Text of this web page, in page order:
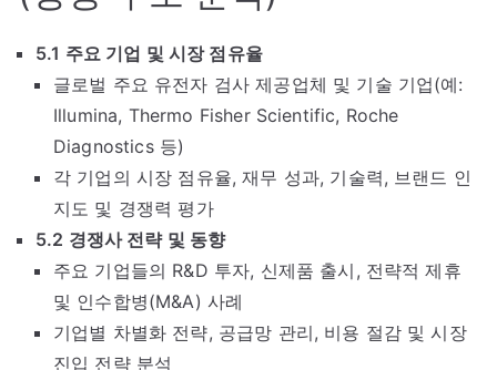
5.1 주요 기업 및 시장 점유율
글로벌 주요 유전자 검사 제공업체 및 기술 기업(예:
Illumina, Thermo Fisher Scientific, Roche
Diagnostics 등)
각 기업의 시장 점유율, 재무 성과, 기술력, 브랜드 인
지도 및 경쟁력 평가
5.2 경쟁사 전략 및 동향
주요 기업들의 R&D 투자, 신제품 출시, 전략적 제휴
및 인수합병(M&A) 사례
기업별 차별화 전략, 공급망 관리, 비용 절감 및 시장
진입 전략 분석